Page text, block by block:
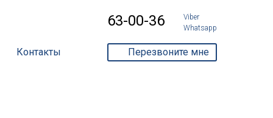
Контакты
63-00-36
Viber
Whatsapp
Перезвоните мне